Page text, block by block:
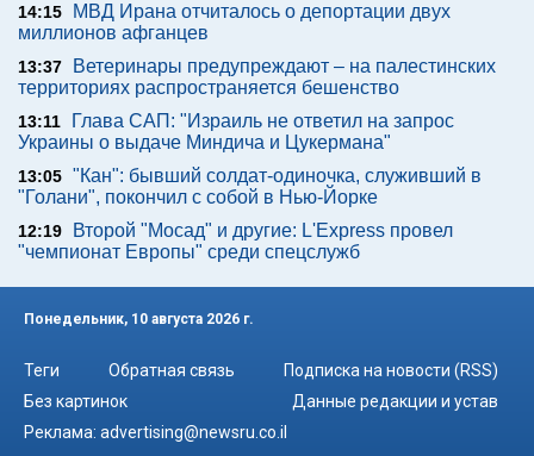
14:15
МВД Ирана отчиталось о депортации двух
миллионов афганцев
13:37
Ветеринары предупреждают – на палестинских
территориях распространяется бешенство
13:11
Глава САП: "Израиль не ответил на запрос
Украины о выдаче Миндича и Цукермана"
13:05 "Кан": бывший солдат-одиночка, служивший в
"Голани", покончил с собой в Нью-Йорке
12:19
Второй "Мосад" и другие: L'Express провел
"чемпионат Европы" среди спецслужб
Понедельник, 10 августа 2026 г.
Теги Обратная связь
Подписка на новости (RSS)
Без картинок
Данные редакции и устав
Реклама: advertising@newsru.co.il